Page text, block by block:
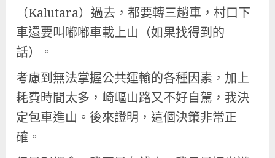
（Kalutara）過去，都要轉三趟車，村口下
車還要叫嘟嘟車載上山（如果找得到的
話）。
考慮到無法掌握公共運輸的各種因素，加上
耗費時間太多，崎嶇山路又不好自駕，我決
定包車進山。後來證明，這個決策非常正
確。